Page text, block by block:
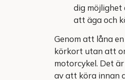
dig
att äga och
Genom att låna
körkort utan att
motorcykel. Det
av att köra innan